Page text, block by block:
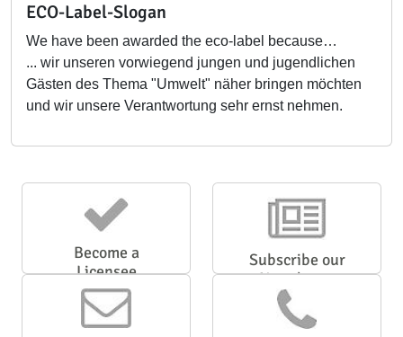
ECO-Label-Slogan
We have been awarded the eco-label because…
... wir unseren vorwiegend jungen und jugendlichen
Gästen des Thema "Umwelt" näher bringen möchten
und wir unsere Verantwortung sehr ernst nehmen.
Become a
Licensee
Subscribe our
Newsletter